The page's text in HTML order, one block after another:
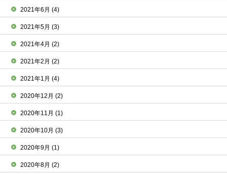
2021年6月(4)
2021年5月(3)
2021年4月(2)
2021年2月(2)
2021年1月(4)
2020年12月(2)
2020年11月(1)
2020年10月(3)
2020年9月(1)
2020年8月(2)